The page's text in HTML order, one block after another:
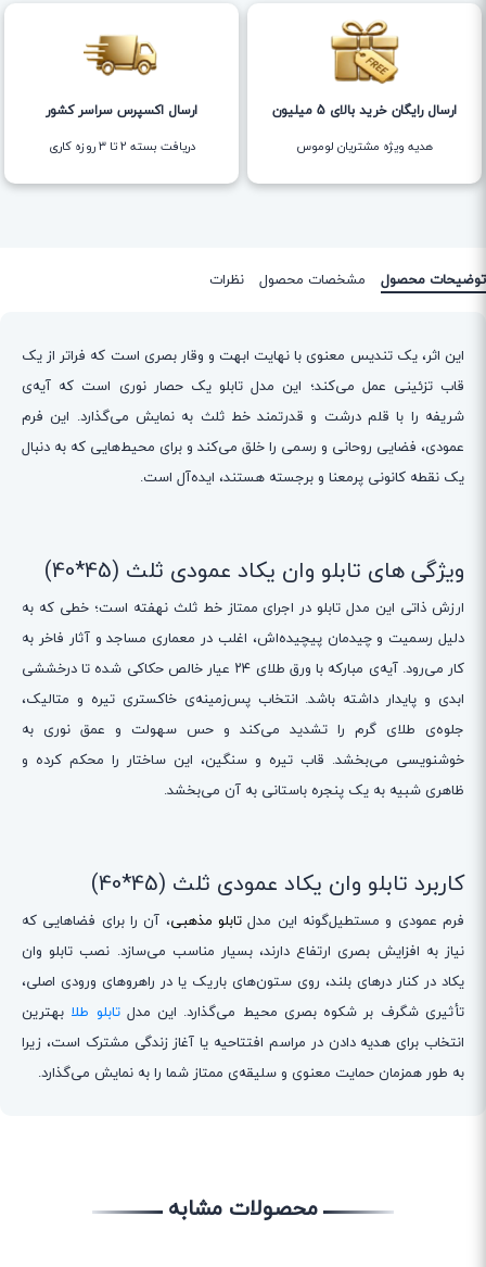
ارسال رایگان خرید بالای 5 میلیون
هدیه ویژه مشتریان لوموس
ارسال اکسپرس سراسر کشور
دریافت بسته ۲ تا ۳ روزه کاری
توضیحات محصول مشخصات محصول نظرات
این اثر، یک تندیس معنوی با نهایت ابهت و وقار بصری است که فراتر از یک
قاب تزئینی عمل می‌کند؛ این مدل تابلو یک حصار نوری است که آیه‌ی
شریفه را با قلم درشت و قدرتمند خط ثلث به نمایش می‌گذارد. این فرم
عمودی، فضایی روحانی و رسمی را خلق می‌کند و برای محیط‌هایی که به دنبال
یک نقطه کانونی پرمعنا و برجسته هستند، ایده‌آل است.
ویژگی های تابلو وان یکاد عمودی ثلث (45*40)
ارزش ذاتی این مدل تابلو در اجرای ممتاز خط ثلث نهفته است؛ خطی که به
دلیل رسمیت و چیدمان پیچیده‌اش، اغلب در معماری مساجد و آثار فاخر به
کار می‌رود. آیه‌ی مبارکه با ورق طلای ۲۴ عیار خالص حکاکی شده تا درخششی
ابدی و پایدار داشته باشد. انتخاب پس‌زمینه‌ی خاکستری تیره و متالیک،
جلوه‌ی طلای گرم را تشدید می‌کند و حس سهولت و عمق نوری به
خوشنویسی می‌بخشد. قاب تیره و سنگین، این ساختار را محکم کرده و
ظاهری شبیه به یک پنجره‌ باستانی به آن می‌بخشد.
کاربرد تابلو وان یکاد عمودی ثلث (45*40)
فرم عمودی و مستطیل‌گونه این مدل تابلو مذهبی، آن را برای فضاهایی که
نیاز به افزایش بصری ارتفاع دارند، بسیار مناسب می‌سازد. نصب تابلو وان
یکاد در کنار درهای بلند، روی ستون‌های باریک یا در راهروهای ورودی اصلی،
تأثیری شگرف بر شکوه بصری محیط می‌گذارد. این مدلتابلو طلا بهترین
انتخاب برای هدیه دادن در مراسم افتتاحیه یا آغاز زندگی مشترک است، زیرا
به طور همزمان حمایت معنوی و سلیقه‌ی ممتاز شما را به نمایش می‌گذارد.
محصولات مشابه